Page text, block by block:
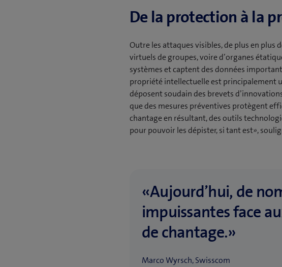
De la protection à la
Outre les attaques visibles, de plus en plus
virtuels de groupes, voire d’organes
systèmes et captent des données
propriété intellectuelle est principalement
déposent soudain des brevets
que des mesures préventives protègent
chantage en résultant, des outils
pour pouvoir les dépister, si tant est»,
«Aujourd’hui, de
impuissantes face
de chantage.»
Marco Wyrsch, Swisscom